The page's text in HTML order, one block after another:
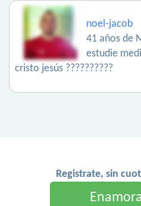
noel-jacob
41 años de
estudie
cristo jesús ??????????
Registrate, sin